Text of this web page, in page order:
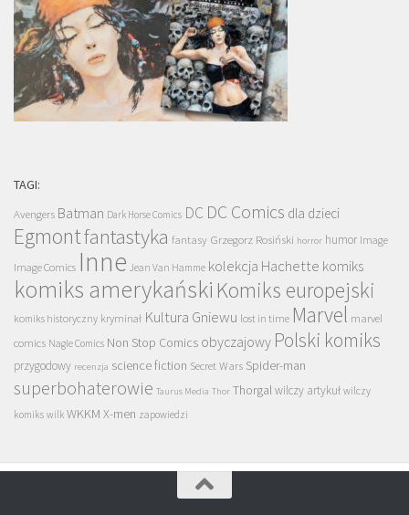
TAGI:
Avengers Batman Dark Horse Comics DC DC Comics dla dzieci
Egmontfantastyka fantasy Grzegorz Rosiński horror humor Image
Image Comics Inne Jean Van Hamme kolekcja Hachette komiks
komiks amerykański Komiks europejski
komiks historyczny kryminał Kultura Gniewu lost in time Marvel marvel
comics Nagle Comics Non Stop Comics obyczajowy Polski komiks
przygodowy recenzja science fiction Secret Wars Spider-man
superbohaterowie Taurus Media Thor Thorgalwilczy artykuł wilczy
komiks wilk WKKM X-men zapowiedzi